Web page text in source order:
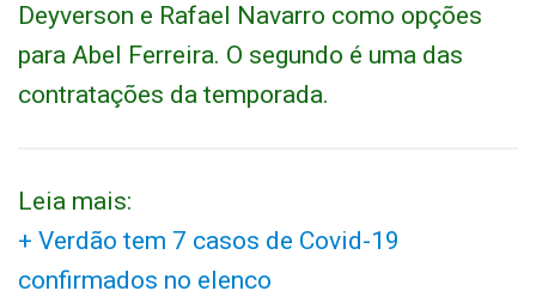
Deyverson e Rafael Navarro como opções
para Abel Ferreira. O segundo é uma das
contratações da temporada.
Leia mais:
+ Verdão tem 7 casos de Covid-19
confirmados no elenco